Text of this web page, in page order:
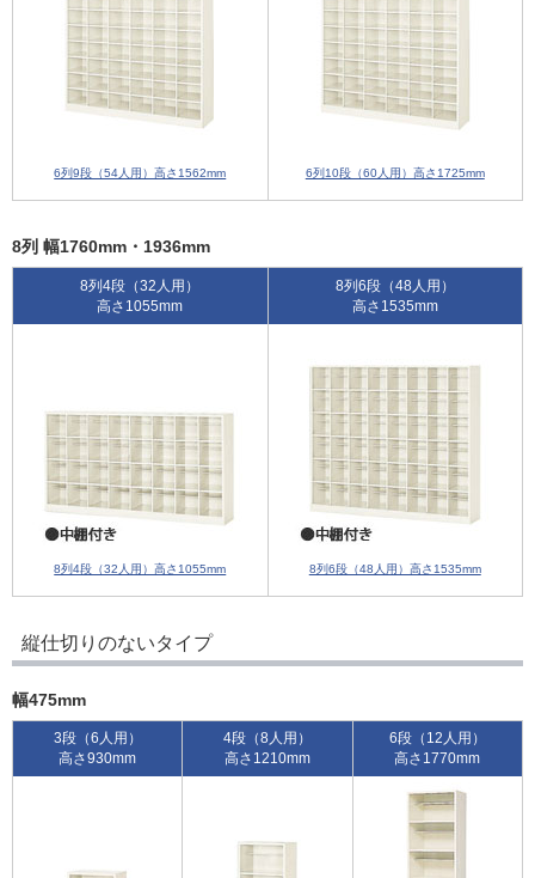
6列9段（54人用）高さ1562mm 6列10段（60人用）高さ1725mm
8列 幅1760mm・1936mm
8列4段（32人用）
高さ1055mm
8列4段（32人用）高さ1055mm
8列6段（48人用）
高さ1535mm
8列6段（48人用）高さ1535mm
縦仕切りのないタイプ
幅475mm
3段（6人用）
高さ930mm
4段（8人用）
高さ1210mm
6段（12人用）
高さ1770mm